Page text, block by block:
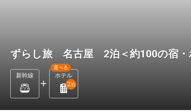
ずらし旅 名古屋 2泊＜約100の宿・
新幹線 ホテル
選べる
2泊